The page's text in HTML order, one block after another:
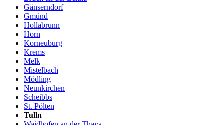
Gänserndorf
Gmünd
Hollabrunn
Horn
Korneuburg
Krems
Melk
Mistelbach
Mödling
Neunkirchen
Scheibbs
St. Pölten
Tulln